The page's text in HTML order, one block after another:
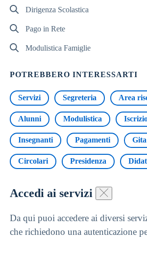
Dirigenza Scolastica
Pago in Rete
Modulistica Famiglie
POTREBBERO INTERESSARTI
Servizi Segreteria Area
Alunni Modulistica
Insegnanti Pagamenti Gita
Circolari Presidenza
Accedi ai servizi
Da qui puoi accedere ai diversi
che richiedono una autenticazione